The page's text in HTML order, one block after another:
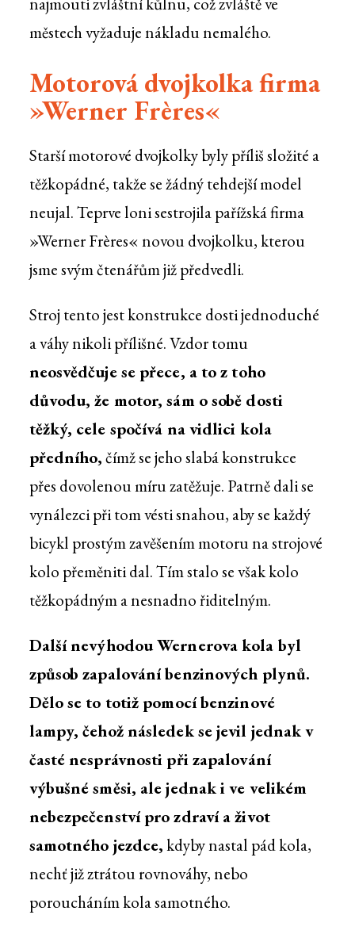
městech vyžaduje nákladu nemalého.
Motorová dvojkolka firma
»Werner Frères«
Starší motorové dvojkolky byly příliš složité a
těžkopádné, takže se žádný tehdejší model
neujal. Teprve loni sestrojila pařížská firma
»Werner Frères« novou dvojkolku, kterou
jsme svým čtenářům již předvedli.
Stroj tento jest konstrukce dosti jednoduché
a váhy nikoli přílišné. Vzdor tomu
neosvědčuje se přece, a to z toho
důvodu, že motor, sám o sobě dosti
těžký, cele spočívá na vidlici kola
předního,čímž se jeho slabá konstrukce
přes dovolenou míru zatěžuje. Patrně dali se
vynálezci při tom vésti snahou, aby se každý
bicykl prostým zavěšením motoru na strojové
kolo přeměniti dal. Tím stalo se však kolo
těžkopádným a nesnadno řiditelným.
Další nevýhodou Wernerova kola byl
způsob zapalování benzinových plynů.
Dělo se to totiž pomocí benzinové
lampy, čehož následek se jevil jednak v
časté nesprávnosti při zapalování
výbušné směsi, ale jednak i ve velikém
nebezpečenství pro zdraví a život
samotného jezdce,kdyby nastal pád kola,
nechť již ztrátou rovnováhy, nebo
poroucháním kola samotného.